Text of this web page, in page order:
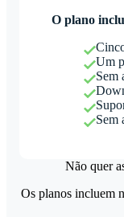
O plano
Um
Sem
Sem
Não quer
Os planos incluem